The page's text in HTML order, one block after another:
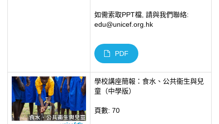
如需索取PPT檔, 請與我們聯絡:
edu@unicef.org.hk
PDF
學校講座簡報：食水、公共衞生與兒
童（中學版）
頁數: 70